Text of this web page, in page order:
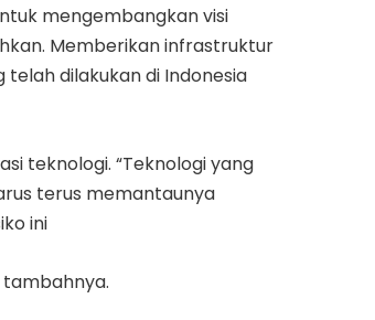
mengembangkan visi
Memberikan infrastruktur
telah dilakukan di Indonesia
teknologi. “Teknologi yang
terus memantaunya
ini
tambahnya.